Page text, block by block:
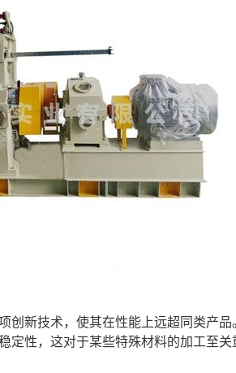
创新技术，使其在性能上远超同类产
定性，这对于某些特殊材料的加工至